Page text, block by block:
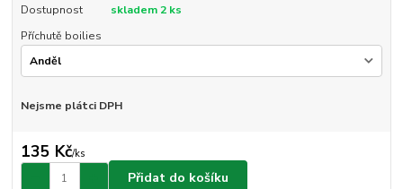
Dostupnost
skladem 2 ks
Příchutě boilies
Nejsme plátci DPH
135 Kč/ks
Přidat do košíku